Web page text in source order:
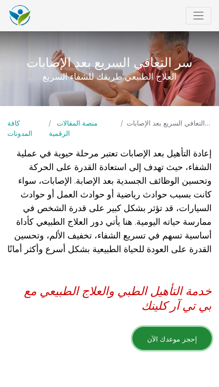
سر التعافي السريع بعد الإصابات
العلاج الطبيعي طريقك للشفاء السريع
كافة
المدونات
منصة المقالات
الرقمية
سر التعافي السريع بعد الإصابات
إعادة التأهيل بعد الإصابات تعتبر مرحلة حيوية في عملية
الشفاء، حيث تهدف إلى استعادة القدرة على الحركة
وتحسين الوظائف الجسدية بعد الإصابة. الإصابات، سواء
كانت بسبب حوادث رياضية أو حوادث العمل أو حوادث
السيارات، قد تؤثر بشكل كبير على قدرة الشخص في
ممارسة حياته اليومية. هنا يأتي دور العلاج الطبيعي كأداة
أساسية تسهم في تسريع الشفاء، تخفيف الألم، وتحسين
القدرة على العودة للحياة الطبيعية بشكل أسرع وأكثر أمانًا
بي تي آر كلينك
إحجز موعدك الآن